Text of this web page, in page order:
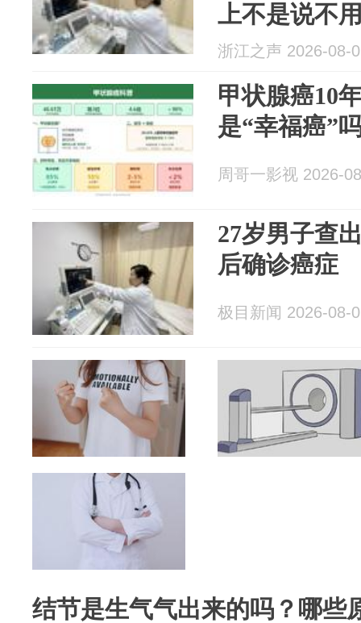
上不是说不
浙江之声 2026-08-
甲状腺癌10
是“幸福癌”
周哥一影视 2026-
27岁男子查
后确诊癌症
极目新闻 2026-08-
结节是生气气出来的吗？哪些